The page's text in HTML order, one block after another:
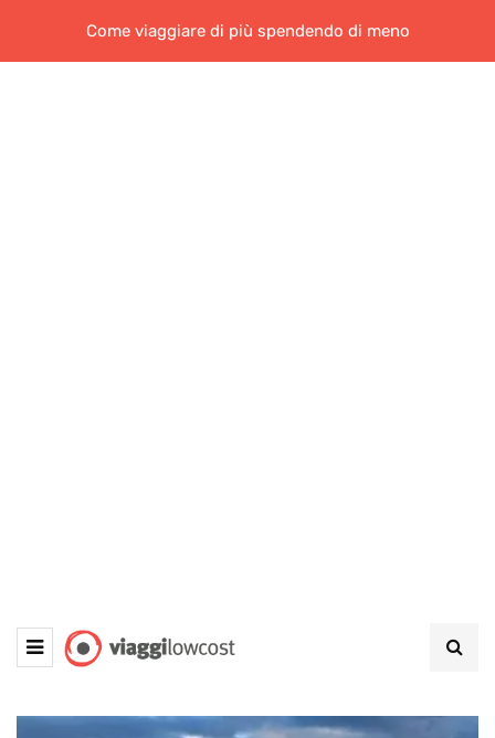
Come viaggiare di più spendendo di meno